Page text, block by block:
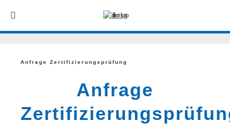
Anfrage Zertifizierungsprüfung
Anfrage